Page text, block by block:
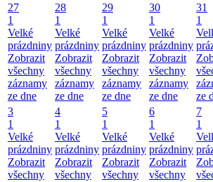
27
1
Velké
prázdniny
Zobrazit
všechny
záznamy
ze dne
28
1
Velké
prázdniny
Zobrazit
všechny
záznamy
ze dne
29
1
Velké
prázdniny
Zobrazit
všechny
záznamy
ze dne
30
1
Velké
prázdniny
Zobrazit
všechny
záznamy
ze dne
31
1
ze
3
1
Velké
prázdniny
Zobrazit
všechny
4
1
Velké
prázdniny
Zobrazit
všechny
5
1
Velké
prázdniny
Zobrazit
všechny
6
1
Velké
prázdniny
Zobrazit
všechny
7
1